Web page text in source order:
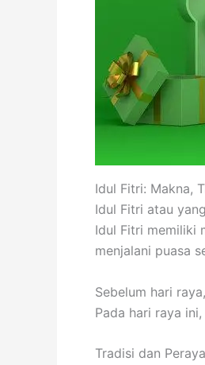
Idul Fitri: Makna,
Idul Fitri atau
Idul Fitri memiliki
menjalani puasa
Sebelum hari
Pada hari raya
Tradisi dan